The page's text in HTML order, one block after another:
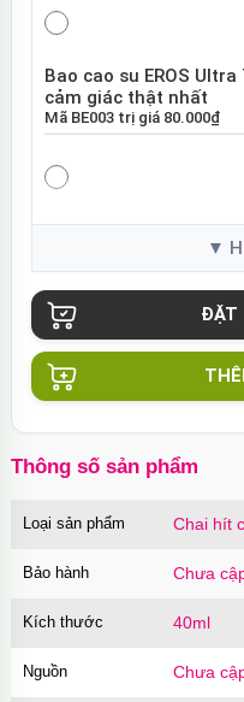
Bao cao su EROS
cảm giác thật nhất
Mã BE003trị giá 80.000₫
Bao cao su EROS
MãBES01trị giá80.000₫
Bao cao su Sure
mỏng chân thật Hàn
Bao cao su Sure
MãBSD10 60.000₫
Thông số sản phẩm
Loại sản phẩm Chai hít
Bảo hành Chưa
Kích thước 40ml
Nguồn Chưa